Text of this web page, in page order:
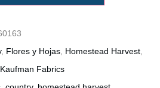
, Flores y Hojas Homestead Harvest
Fabrics